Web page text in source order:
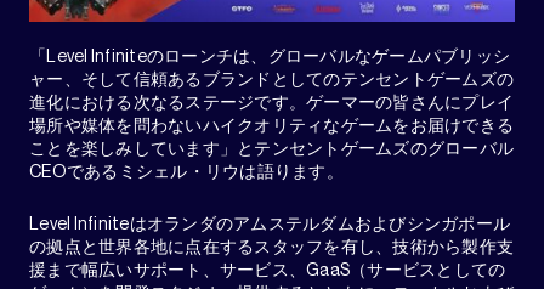
「Level Infiniteのローンチは、グローバルなゲームパブリッシ
ャー、そして信頼あるブランドとしてのテンセントゲームズの
進化における次なるステージです。ゲーマーの皆さんにプレイ
場所や媒体を問わないハイクオリティなゲームをお届けできる
ことを楽しみしています」とテンセントゲームズのグローバル
CEOであるミシェル・リウは語ります。
Level Infiniteはオランダのアムステルダムおよびシンガポール
の拠点と世界各地に点在するスタッフを有し、技術から製作支
援まで幅広いサポート、サービス、GaaS（サービスとしての